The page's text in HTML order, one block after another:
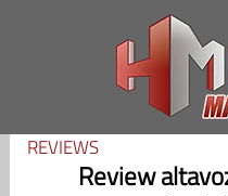
REVIEWS
Review